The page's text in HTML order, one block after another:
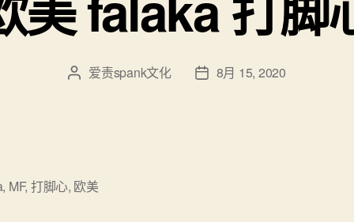
文 爱责spank文化
发 8月 15, 2020
, MF, 打脚心, 欧美